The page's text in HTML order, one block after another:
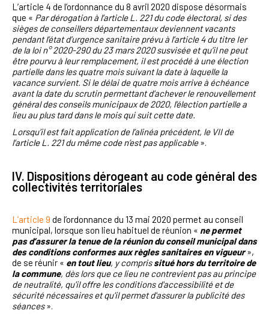
L’article 4 de l’ordonnance du 8 avril 2020 dispose désormais
que « Par dérogation à l’article L. 221 du code électoral, si des
sièges de conseillers départementaux deviennent vacants
pendant l’état d’urgence sanitaire prévu à l’article 4 du titre Ier
de la loi n° 2020-290 du 23 mars 2020 susvisée et qu’il ne peut
être pourvu à leur remplacement, il est procédé à une élection
partielle dans les quatre mois suivant la date à laquelle la
vacance survient. Si le délai de quatre mois arrive à échéance
avant la date du scrutin permettant d’achever le renouvellement
général des conseils municipaux de 2020, l’élection partielle a
lieu au plus tard dans le mois qui suit cette date.
Lorsqu’il est fait application de l’alinéa précédent, le VII de
l’article L. 221 du même code n’est pas applicable».
IV. Dispositions dérogeant au code général des
collectivités territoriales
L’article 9 de l’ordonnance du 13 mai 2020 permet au conseil
municipal, lorsque son lieu habituel de réunion « ne permet
pas d’assurer la tenue de la réunion du conseil municipal dans
des conditions conformes aux règles sanitaires en vigueur»,
de se réunir « en tout lieu, y compris situé hors du territoire de
la commune, dès lors que ce lieu ne contrevient pas au principe
de neutralité, qu'il offre les conditions d'accessibilité et de
sécurité nécessaires et qu'il permet d'assurer la publicité des
séances».